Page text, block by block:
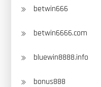
betwin666
betwin6666.com
bluewin8888.info
bonus888